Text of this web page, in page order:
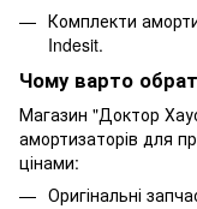
Комплекти
Indesit.
Чому варто
Магазин "Доктор
амортизаторів для
цінами:
Оригінальні